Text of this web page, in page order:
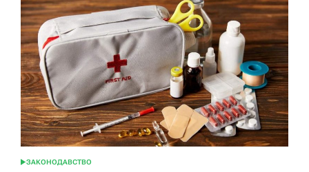
ОПУБЛІКУВАТИ
ЗАКОНОДАВСТВО